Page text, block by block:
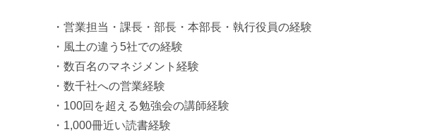
・営業担当・課長・部長・本部長・執行役員の経験
・風土の違う5社での経験
・数百名のマネジメント経験
・数千社への営業経験
・100回を超える勉強会の講師経験
・1,000冊近い読書経験